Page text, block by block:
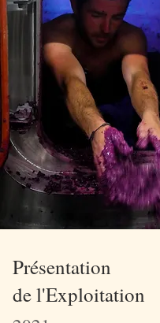
Présentation
de l'Exploitation